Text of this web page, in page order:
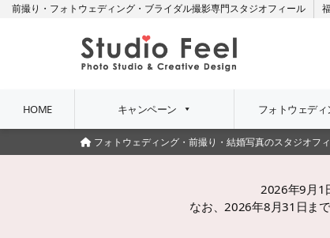
前撮り・フォトウェディング・ブライダル撮影専門スタジオフィール
HOME キャンペーン フォトウェデ
フォトウェディング・前撮り・結婚写真のスタジオフ
2026年9月1
なお、2026年8月31日ま